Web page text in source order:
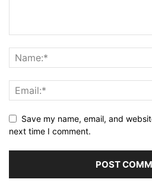
Save my name, email, and
next time I comment.